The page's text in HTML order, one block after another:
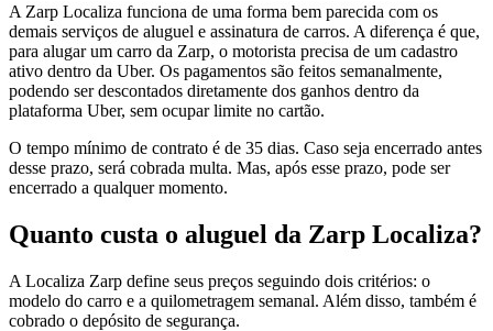
A Zarp Localiza funciona de uma forma bem parecida com os
demais serviços de aluguel e assinatura de carros. A diferença é que,
para alugar um carro da Zarp, o motorista precisa de um cadastro
ativo dentro da Uber. Os pagamentos são feitos semanalmente,
podendo ser descontados diretamente dos ganhos dentro da
plataforma Uber, sem ocupar limite no cartão.
O tempo mínimo de contrato é de 35 dias. Caso seja encerrado antes
desse prazo, será cobrada multa. Mas, após esse prazo, pode ser
encerrado a qualquer momento.
Quanto custa o aluguel da Zarp Localiza?
A Localiza Zarp define seus preços seguindo dois critérios: o
modelo do carro e a quilometragem semanal. Além disso, também é
cobrado o depósito de segurança.